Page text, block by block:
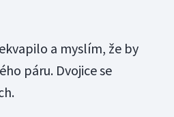
a myslím, že by
páru. Dvojice se